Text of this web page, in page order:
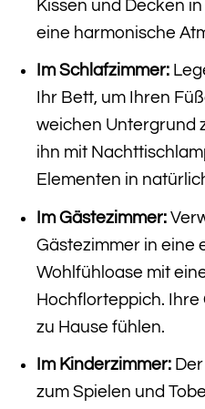
Kissen und Decken
eine harmonische
Im Schlafzimmer:
Ihr Bett, um Ihren
weichen Untergrund
ihn mit
Elementen in
Im Gästezimmer:
Gästezimmer in eine
Wohlfühloase mit
Hochflorteppich. Ihre
zu Hause fühlen.
Im Kinderzimmer:Der
zum Spielen und